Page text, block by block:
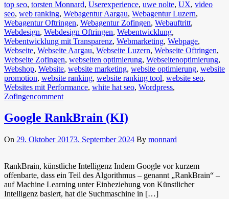
top seo, torsten Monnard, Userexperience, uwe nolte, UX, video
seo, web ranking, Webagentur Aargau, Webagentur Luzern,
Webagentur Oftringen, Webagentur Zofingen, Webauftritt,
Webdesign, Webdesign Oftringen, Webentwicklung,
Webentwicklung mit Transparenz, Webmarketing, Webpage,
Webseite, Webseite Aargau, Webseite Luzern, Webseite Oftringen,
Webseite Zofingen, webseiten optimierung, Webseitenoptimierung,
Webshop, Website, website marketing, website optimierung, website
promotion, website ranking, website ranking tool, website seo,
Websites mit Performance, white hat seo, Wordpress,
Zofingencomment
Google RankBrain (KI)
On 29. Oktober 20173. September 2024 By monnard
RankBrain, künstliche Intelligenz Indem Google vor kurzem
offenbarte, dass ein Teil des Algorithmus – genannt „RankBrain“ –
auf Machine Learning unter Einbeziehung von Künstlicher
Intelligenz basiert, hat die Suchmaschine in […]